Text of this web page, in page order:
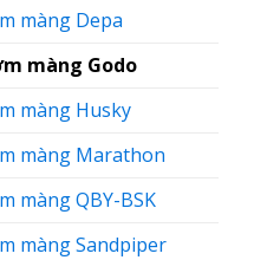
màng Depa
màng Godo
màng Husky
màng Marathon
màng QBY-BSK
màng Sandpiper